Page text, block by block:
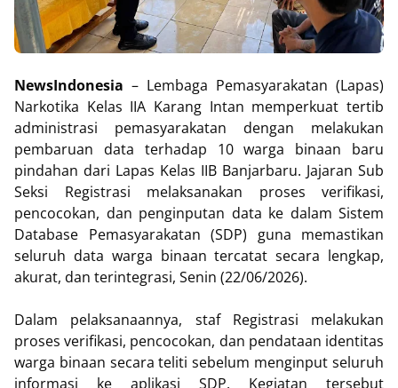
NewsIndonesia – Lembaga Pemasyarakatan (Lapas)
Narkotika Kelas IIA Karang Intan memperkuat tertib
administrasi pemasyarakatan dengan melakukan
pembaruan data terhadap 10 warga binaan baru
pindahan dari Lapas Kelas IIB Banjarbaru. Jajaran Sub
Seksi Registrasi melaksanakan proses verifikasi,
pencocokan, dan penginputan data ke dalam Sistem
Database Pemasyarakatan (SDP) guna memastikan
seluruh data warga binaan tercatat secara lengkap,
akurat, dan terintegrasi, Senin (22/06/2026).
Dalam pelaksanaannya, staf Registrasi melakukan
proses verifikasi, pencocokan, dan pendataan identitas
warga binaan secara teliti sebelum menginput seluruh
informasi ke aplikasi SDP. Kegiatan tersebut